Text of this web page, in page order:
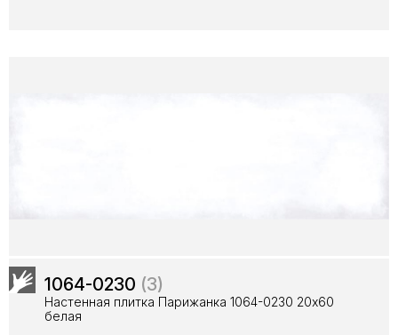
1064-0230 (3)
Настенная плитка Парижанка 1064-0230 20x60
белая